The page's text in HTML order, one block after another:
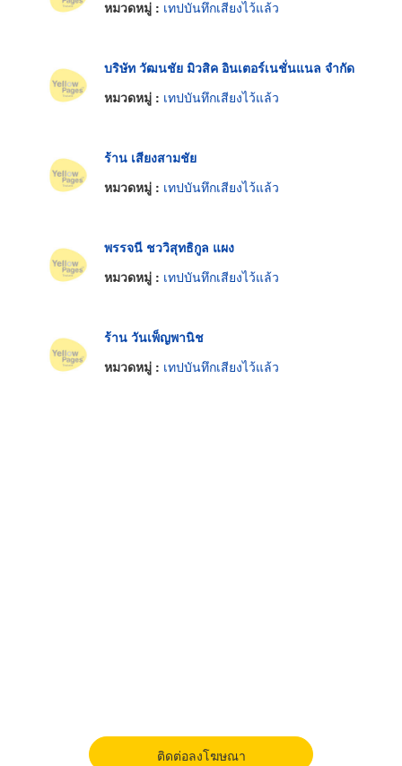
หมวดหมู่ : เทปบันทึกเสียงไว้แล้ว
บริษัท วัฒนชัย มิวสิค อินเตอร์เนชั่นแนล จำกัด
หมวดหมู่ : เทปบันทึกเสียงไว้แล้ว
ร้าน เสียงสามชัย
หมวดหมู่ : เทปบันทึกเสียงไว้แล้ว
พรรจนี ชววิสุทธิกูล แผง
หมวดหมู่ : เทปบันทึกเสียงไว้แล้ว
ร้าน วันเพ็ญพานิช
หมวดหมู่ : เทปบันทึกเสียงไว้แล้ว
ติดต่อลงโฆษณา